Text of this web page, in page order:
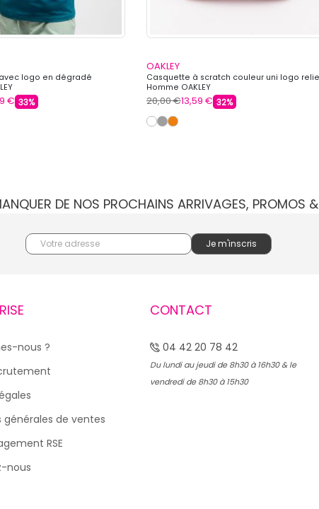
logo en dégradé
€ 33%
OAKLEY
Casquette à scratch couleur uni logo
Homme OAKLEY
20,00 €13,59 € 32%
DE NOS PROCHAINS ARRIVAGES, PROMOS
nous ?
générales de ventes
RSE
nous
CONTACT
04 42 20 78 42
Du lundi au jeudi de 8h30 à 16h30 & le
vendredi de 8h30 à 15h30